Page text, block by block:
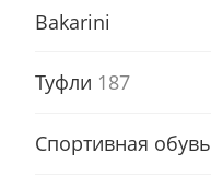
Bakarini
Туфли 187
Спортивная обувь